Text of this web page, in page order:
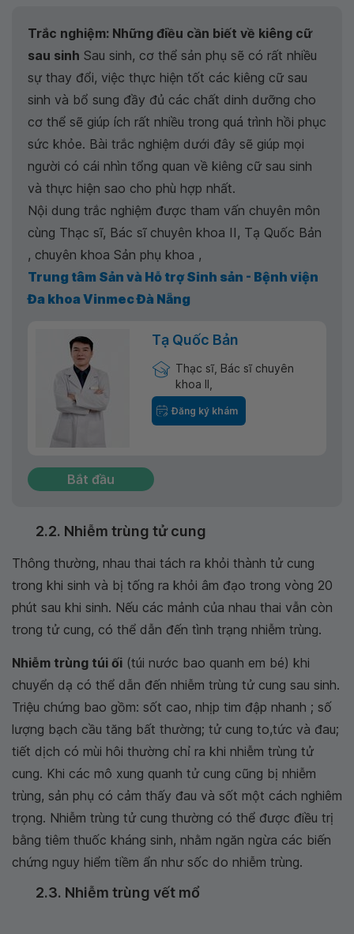
Trắc nghiệm: Những điều cần biết về kiêng cữ
sau sinh Sau sinh, cơ thể sản phụ sẽ có rất nhiều
sự thay đổi, việc thực hiện tốt các kiêng cữ sau
sinh và bổ sung đầy đủ các chất dinh dưỡng cho
cơ thể sẽ giúp ích rất nhiều trong quá trình hồi phục
sức khỏe. Bài trắc nghiệm dưới đây sẽ giúp mọi
người có cái nhìn tổng quan về kiêng cữ sau sinh
và thực hiện sao cho phù hợp nhất.
Nội dung trắc nghiệm được tham vấn chuyên môn
cùng Thạc sĩ, Bác sĩ chuyên khoa II, Tạ Quốc Bản
, chuyên khoa Sản phụ khoa ,
Trung tâm Sản và Hỗ trợ Sinh sản - Bệnh viện
Đa khoa Vinmec Đà Nẵng
Tạ Quốc Bản
Thạc sĩ, Bác sĩ chuyên
khoa II,
Đăng ký khám
Bắt đầu
2.2. Nhiễm trùng tử cung
Thông thường, nhau thai tách ra khỏi thành tử cung
trong khi sinh và bị tống ra khỏi âm đạo trong vòng 20
phút sau khi sinh. Nếu các mảnh của nhau thai vẫn còn
trong tử cung, có thể dẫn đến tình trạng nhiễm trùng.
Nhiễm trùng túi ối (túi nước bao quanh em bé) khi
chuyển dạ có thể dẫn đến nhiễm trùng tử cung sau sinh.
Triệu chứng bao gồm: sốt cao, nhịp tim đập nhanh ; số
lượng bạch cầu tăng bất thường; tử cung to,tức và đau;
tiết dịch có mùi hôi thường chỉ ra khi nhiễm trùng tử
cung. Khi các mô xung quanh tử cung cũng bị nhiễm
trùng, sản phụ có cảm thấy đau và sốt một cách nghiêm
trọng. Nhiễm trùng tử cung thường có thể được điều trị
bằng tiêm thuốc kháng sinh, nhằm ngăn ngừa các biến
chứng nguy hiểm tiềm ẩn như sốc do nhiễm trùng.
2.3. Nhiễm trùng vết mổ